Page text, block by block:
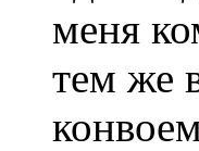
меня
тем же